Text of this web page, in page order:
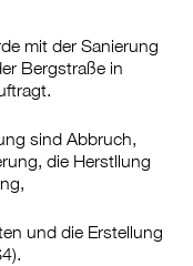
mit der Sanierung
Bergstraße in
sind Abbruch,
die Herstllung
und die Erstellung